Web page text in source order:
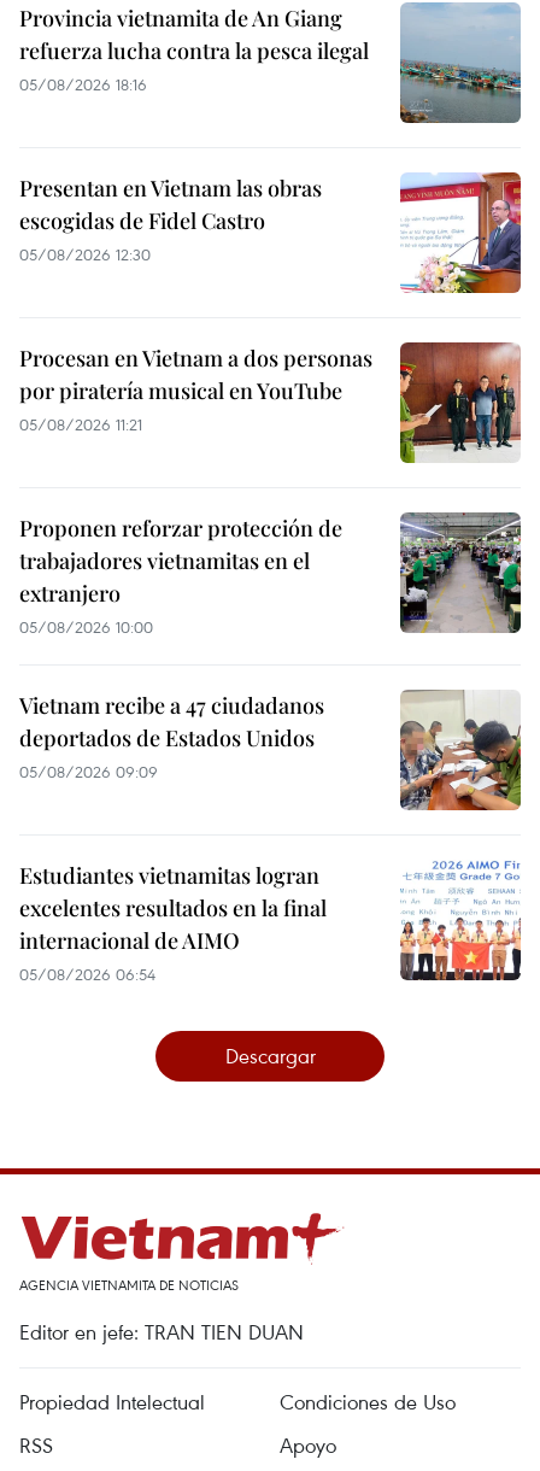
Provincia vietnamita de An Giang
refuerza lucha contra la pesca ilegal
05/08/2026 18:16
Presentan en Vietnam las obras
escogidas de Fidel Castro
05/08/2026 12:30
Procesan en Vietnam a dos personas
por piratería musical en YouTube
05/08/2026 11:21
Proponen reforzar protección de
trabajadores vietnamitas en el
extranjero
05/08/2026 10:00
Vietnam recibe a 47 ciudadanos
deportados de Estados Unidos
05/08/2026 09:09
Estudiantes vietnamitas logran
excelentes resultados en la final
internacional de AIMO
05/08/2026 06:54
Descargar
AGENCIA VIETNAMITA DE NOTICIAS
Editor en jefe: TRAN TIEN DUAN
Propiedad Intelectual
Condiciones de Uso
RSS
Apoyo